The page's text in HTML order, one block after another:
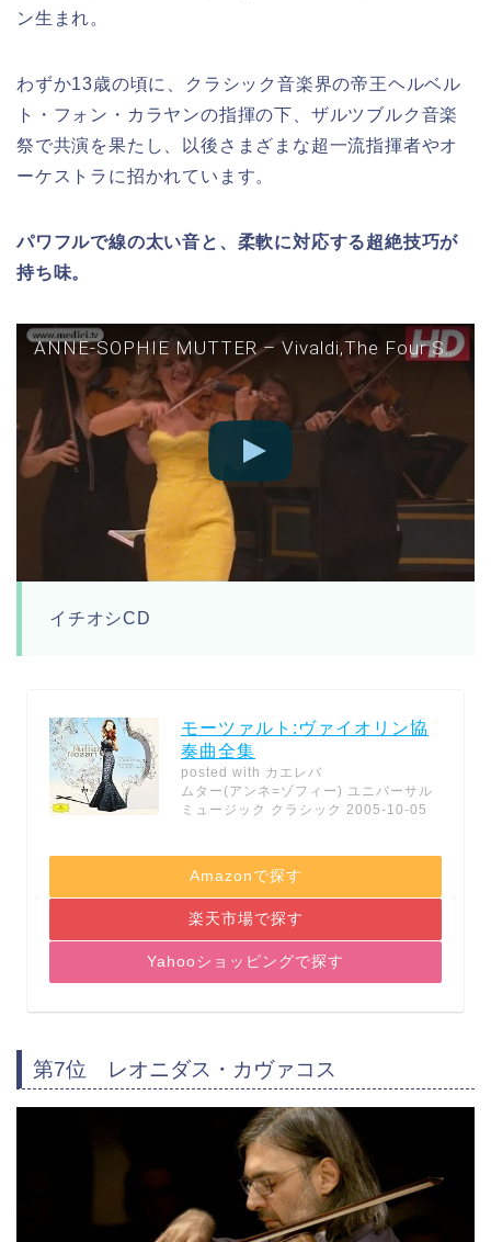
ン生まれ。
わずか13歳の頃に、クラシック音楽界の帝王ヘルベル
ト・フォン・カラヤンの指揮の下、ザルツブルク音楽
祭で共演を果たし、以後さまざまな超一流指揮者やオ
ーケストラに招かれています。
パワフルで線の太い音と、柔軟に対応する超絶技巧が
持ち味。
ANNE-SOPHIE MUTTER – Vivaldi,The Four Seasons Summer Presto
イチオシCD
モーツァルト:ヴァイオリン協
奏曲全集
posted with カエレバ
ムター(アンネ=ゾフィー) ユニバーサル
ミュージック クラシック 2005-10-05
Amazonで探す
楽天市場で探す
Yahooショッピングで探す
第7位 レオニダス・カヴァコス